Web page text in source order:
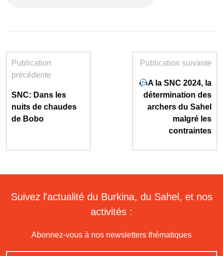
Publication
précédente
SNC: Dans les
nuits de chaudes
de Bobo
Publication suivante
A la SNC 2024, la
détermination des
archers du Sahel
malgré les
contraintes
Suivez l'actualité du Burkina, du Sahel, et nos
activités :
Abonnez-vous à nos newsletters thématiques